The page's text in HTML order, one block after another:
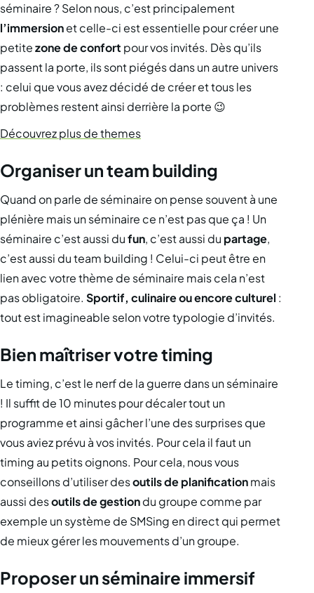
séminaire ? Selon nous, c’est principalement
l’immersionet celle-ci est essentielle pour créer une
petitezone de confort pour vos invités. Dès qu’ils
passent la porte, ils sont piégés dans un autre univers
: celui que vous avez décidé de créer et tous les
problèmes restent ainsi derrière la porte 😉
Découvrez plus de themes
Organiser un team building
Quand on parle de séminaire on pense souvent à une
plénière mais un séminaire ce n’est pas que ça ! Un
séminaire c’est aussi dufun, c’est aussi du partage,
c’est aussi du team building ! Celui-ci peut être en
lien avec votre thème de séminaire mais cela n’est
pas obligatoire. Sportif, culinaire ou encore culturel :
tout est imagineable selon votre typologie d’invités.
Bien maîtriser votre timing
Le timing, c’est le nerf de la guerre dans un séminaire
! Il suffit de 10 minutes pour décaler tout un
programme et ainsi gâcher l’une des surprises que
vous aviez prévu à vos invités. Pour cela il faut un
timing au petits oignons. Pour cela, nous vous
conseillons d’utiliser desoutils de planificationmais
aussi desoutils de gestiondu groupe comme par
exemple un système de SMSing en direct qui permet
de mieux gérer les mouvements d’un groupe.
Proposer un séminaire immersif